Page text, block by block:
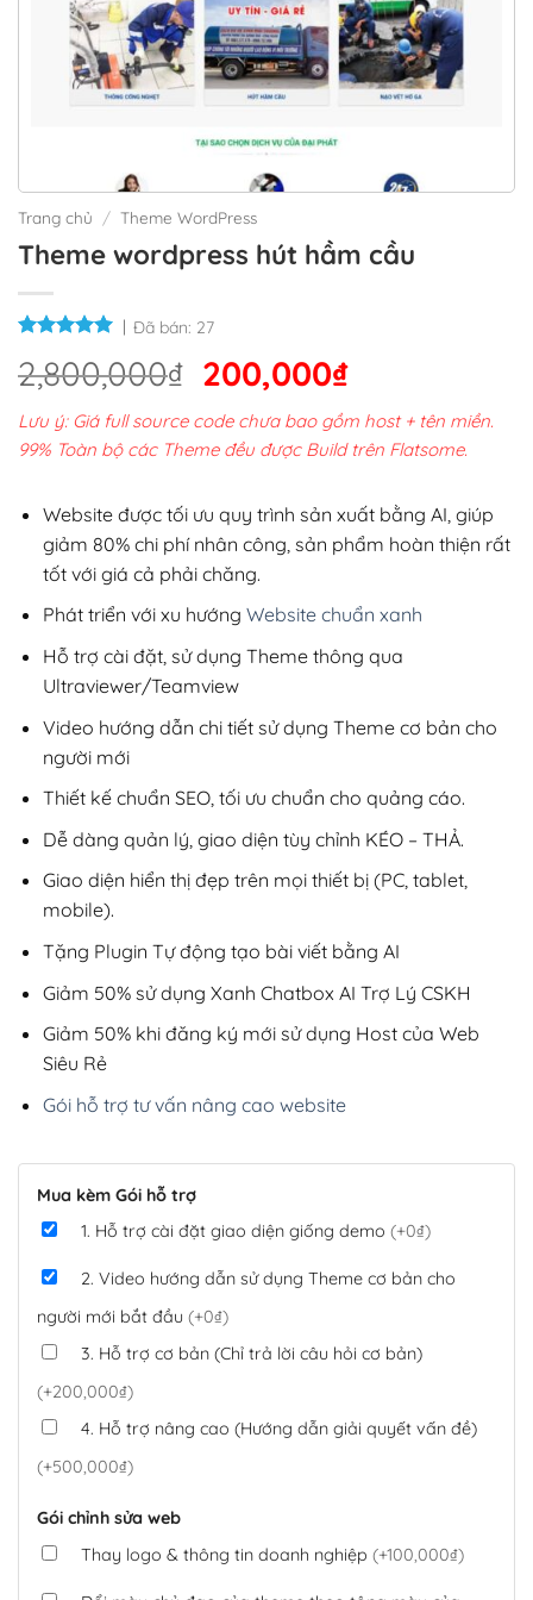
Trang chủ / Theme WordPress
Theme wordpress hút hầm cầu
Đã bán: 27
2,800,000₫ Giá
gốc
là:
2,800,000₫.
200,000₫Giá
hiện
tại
200,000₫.
Lưu ý: Giá full source code chưa bao gồm host + tên miền.
99% Toàn bộ các Theme đều được Build trên Flatsome.
Website được tối ưu quy trình sản xuất bằng AI, giúp
giảm 80% chi phí nhân công, sản phẩm hoàn thiện rất
tốt với giá cả phải chăng.
Phát triển với xu hướng Website chuẩn xanh
Hỗ trợ cài đặt, sử dụng Theme thông qua
Ultraviewer/Teamview
Video hướng dẫn chi tiết sử dụng Theme cơ bản cho
người mới
Thiết kế chuẩn SEO, tối ưu chuẩn cho quảng cáo.
Dễ dàng quản lý, giao diện tùy chỉnh KÉO – THẢ.
Giao diện hiển thị đẹp trên mọi thiết bị (PC, tablet,
mobile).
Tặng Plugin Tự động tạo bài viết bằng AI
Giảm 50% sử dụng Xanh Chatbox AI Trợ Lý CSKH
Giảm 50% khi đăng ký mới sử dụng Host của Web
Siêu Rẻ
Gói hỗ trợ tư vấn nâng cao website
Mua kèm Gói hỗ trợ
1. Hỗ trợ cài đặt giao diện giống demo (+0₫)
2. Video hướng dẫn sử dụng Theme cơ bản cho
người mới bắt đầu (+0₫)
3. Hỗ trợ cơ bản (Chỉ trả lời câu hỏi cơ bản)
(+200,000₫)
4. Hỗ trợ nâng cao (Hướng dẫn giải quyết vấn đề)
(+500,000₫)
Gói chỉnh sửa web
Thay logo & thông tin doanh nghiệp (+100,000₫)